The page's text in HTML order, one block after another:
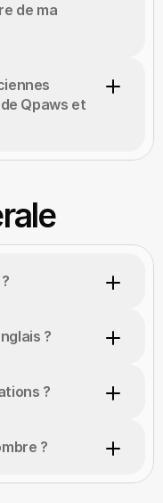
de ma
Qpaws et
?
?
?